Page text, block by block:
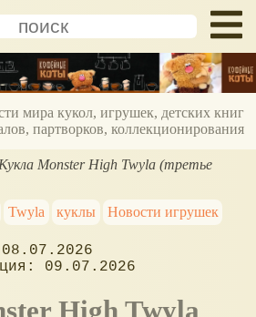
мира кукол, игрушек, детских книг
партворков, коллекционирования
Кукла Monster High Twyla (третье
Twyla куклы Новости игрушек
08.07.2026
09.07.2026